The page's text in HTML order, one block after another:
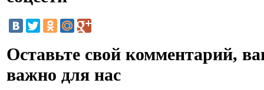
Оставьте свой комментарий,
важно для нас